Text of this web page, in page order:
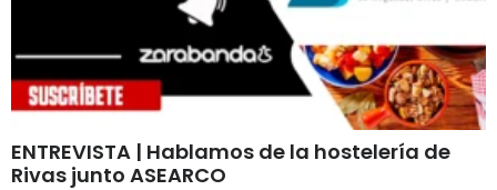
ENTREVISTA | Hablamos de la hostelería de
Rivas junto ASEARCO